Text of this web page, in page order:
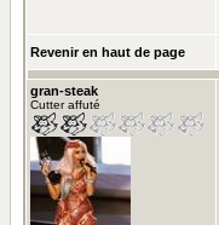
Revenir en haut de page
gran-steak
Cutter affuté